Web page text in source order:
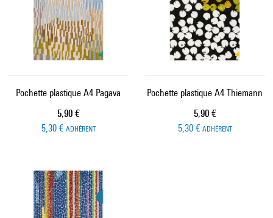
Pochette plastique A4 Pagava
Prix ​​actuel
5,90 €
5,30 € ADHÉRENT
Pochette plastique A4 Thiemann
Prix ​​actuel
5,90 €
5,30 € ADHÉRENT